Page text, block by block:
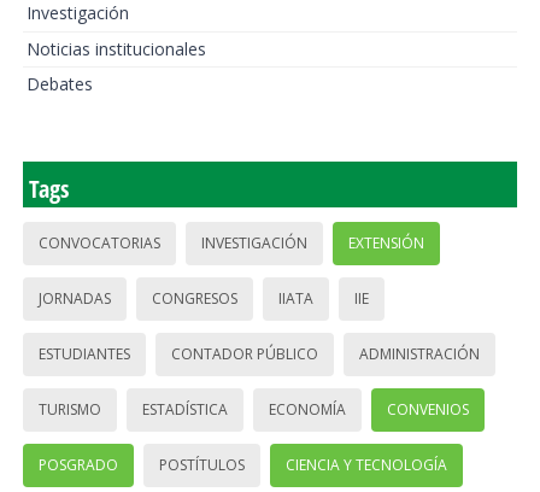
Investigación
Noticias institucionales
Debates
Tags
CONVOCATORIAS INVESTIGACIÓN EXTENSIÓN
JORNADAS CONGRESOS IIATA IIE
ESTUDIANTES CONTADOR PÚBLICO ADMINISTRACIÓN
TURISMO ESTADÍSTICA ECONOMÍA CONVENIOS
POSGRADO POSTÍTULOS CIENCIA Y TECNOLOGÍA